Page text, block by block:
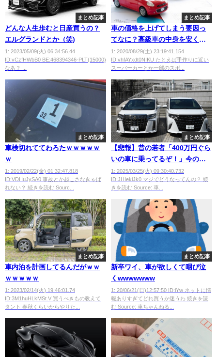
まとめ記事
どんな人生歩むと日産買うの？
エルグランドとか（笑)
1: 2023/05/09(火) 06:34:56.44
ID:vCzfHWbB0 BE:468394346-PLT(15000)
なあ？ ...
まとめ記事
車の価格を上げてしまう要因っ
てなに？高級車の中身を安くし
て、高級っぽい大衆車できない
の？
1: 2020/08/29(土) 23:19:41.154
ID:vhfAYxdt0NIKU たとえば手作りに近い
スーパーカーとか一部のスポ...
まとめ記事
車検切れててわろたｗｗｗｗｗ
ｗ
1: 2019/02/22(金) 01:32:47.818
ID:VDHuJySA0 事故とか起こさなきゃば
れない？ 続きを読む Sourc...
まとめ記事
【悲報】昔の若者「400万円ぐら
いの車に乗ってるぞ！」今の若
者「800万円のアルヴェル乗って
ま～すｗ」←これ
1: 2025/03/25(火) 09:30:40.732
ID:JHIekiJk0 マジでどうなってんの？ 続
きを読む Source: 車...
まとめ記事
車内泊を計画してるんだがｗｗ
ｗｗｗｗｗ
1: 2023/02/14(火) 19:46:01.74
ID:3M1huHLkMSt.V 買うべきもの教えて
タント 春秋くらいからやりた...
まとめ記事
新卒ワイ、車が欲しくて咽び泣
くwwwwwww
1: 20/06/21(日)12:57:50 ID:iYw ネットに情
報ありすぎてどれ買うか迷うわ 続きを読
む Source: 車ちゃんねる...